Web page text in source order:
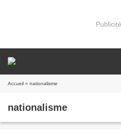
Publicité
Accueil » nationalisme
nationalisme